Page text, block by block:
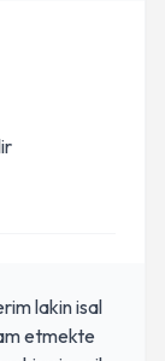
lakin isal
etmekte